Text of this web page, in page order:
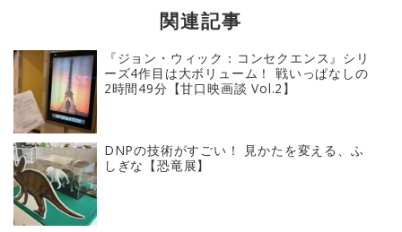
関連記事
『ジョン・ウィック：コンセクエンス』シリ
ーズ4作目は大ボリューム！ 戦いっぱなしの
2時間49分【甘口映画談 Vol.2】
DNPの技術がすごい！ 見かたを変える、ふ
しぎな【恐竜展】